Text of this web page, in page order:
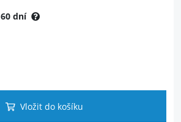
60 dní
Vložit do košíku